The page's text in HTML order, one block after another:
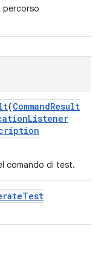
percorso
(CommandResult
Listener
comando di test.
Test